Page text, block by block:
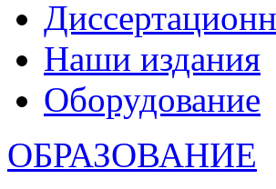
Наши издания
Оборудование
ОБРАЗОВАНИЕ